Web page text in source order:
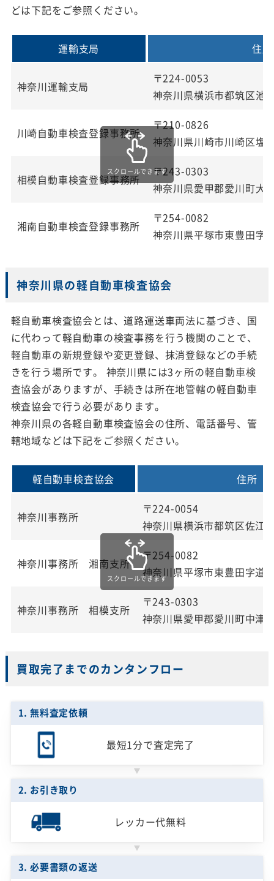
どは下記をご参照ください。
運輸支局 住所
神奈川運輸支局
〒224-0053
神奈川県横浜市都筑区池
川崎自動車検査登録事務所
〒210-0826
神奈川県川崎市川崎区塩
相模自動車検査登録事務所
〒243-0303
神奈川県愛甲郡愛川町大
湘南自動車検査登録事務所
〒254-0082
神奈川県平塚市東豊田字
神奈川県の軽自動車検査協会
軽自動車検査協会とは、道路運送車両法に基づき、国
に代わって軽自動車の検査事務を行う機関のことで、
軽自動車の新規登録や変更登録、抹消登録などの手続
きを行う場所です。 神奈川県には3ヶ所の軽自動車検
査協会がありますが、手続きは所在地管轄の軽自動車
検査協会で行う必要があります。
神奈川県の各軽自動車検査協会の住所、電話番号、管
轄地域などは下記をご参照ください。
軽自動車検査協会 住所
神奈川事務所
〒224-0054
神奈川県横浜市都筑区佐江
神奈川事務所 湘南支所
〒254-0082
神奈川県平塚市東豊田字道
神奈川事務所 相模支所
〒243-0303
神奈川県愛甲郡愛川町中津
スクロールできます
買取完了までのカンタンフロー
1. 無料査定依頼
最短1分で査定完了
2. お引き取り
レッカー代無料
3. 必要書類の返送